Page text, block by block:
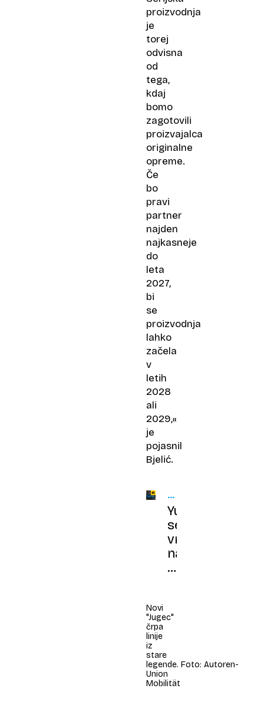
proizvodnja
je
torej
odvisna
od
tega,
kdaj
bomo
zagotovili
proizvajalca
originalne
opreme.
Če
bo
pravi
partner
najden
najkasneje
do
leta
2027,
bi
se
proizvodnja
lahko
začela
v
letih
2028
ali
2029,«
je
pojasnil
Bjelić.
KMALU
NA
CESTI
Yugo
se
vrača,
na
cestah
dve
leti!
Novi
"Jugec"
črpa
linije
iz
stare
legende. Foto: Autoren-
Union
Mobilität